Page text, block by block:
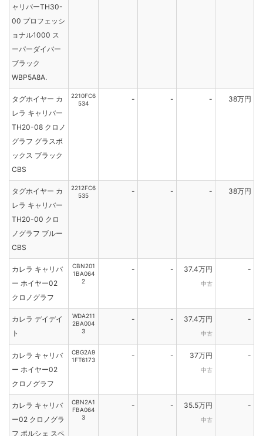
ャリバーTH30-
00 プロフェッシ
ョナル1000 ス
ーパーダイバー
ブラック
WBP5A8A.
タグホイヤー カ
レラ キャリバー
TH20-08 クロノ
グラフ グラスボ
ックス ブラック
CBS
2210FC6
534
- - - 38万円
タグホイヤー カ
レラ キャリバー
TH20-00 クロ
ノグラフ ブルー
CBS
2212FC6
535
- - - 38万円
カレラ キャリバ
ー ホイヤー02
クロノグラフ
CBN201
1BA064
2
- - 37.4万円
中古
-
カレラ デイデイ
ト
WDA211
2BA004
3
- - 37.4万円
中古
-
カレラ キャリバ
ー ホイヤー02
クロノグラフ
CBG2A9
1FT6173
- - 37万円
中古
-
カレラ キャリバ
ー02 クロノグラ
フ ポルシェ スペ
CBN2A1
FBA064
3
- - 35.5万円
中古
-